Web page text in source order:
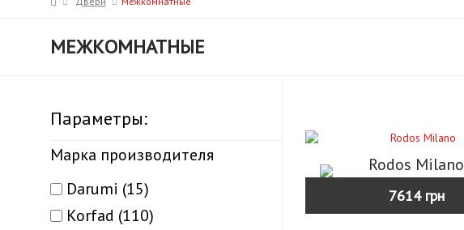
МЕЖКОМНАТНЫЕ
Параметры:
Марка производителя
Darumi (15)
Korfad (110)
Rodos Milano
7614 грн